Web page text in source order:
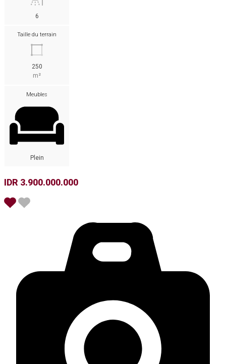
6
Taille du terrain
250
m²
Meubles
Plein
IDR 3.900.000.000